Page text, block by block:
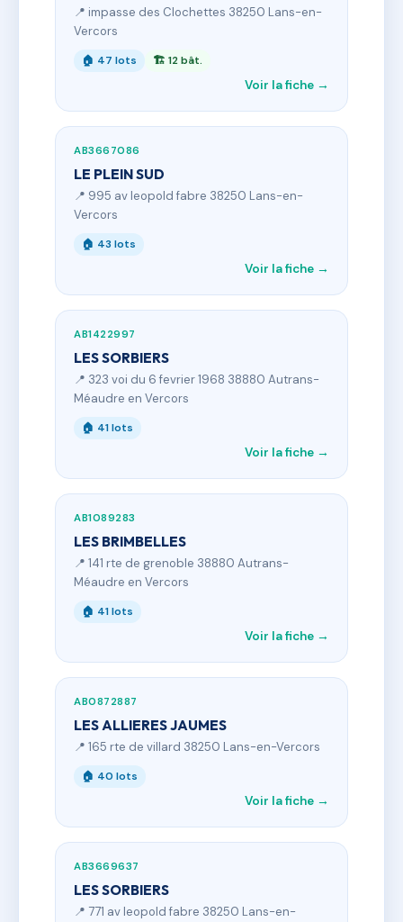
📍 impasse des Clochettes 38250 Lans-en-
Vercors
🏠 47 lots 🏗 12 bât.
Voir la fiche →
AB3667086
LE PLEIN SUD
📍 995 av leopold fabre 38250 Lans-en-
Vercors
🏠 43 lots
Voir la fiche →
AB1422997
LES SORBIERS
📍 323 voi du 6 fevrier 1968 38880 Autrans-
Méaudre en Vercors
🏠 41 lots
Voir la fiche →
AB1089283
LES BRIMBELLES
📍 141 rte de grenoble 38880 Autrans-
Méaudre en Vercors
🏠 41 lots
Voir la fiche →
AB0872887
LES ALLIERES JAUMES
📍 165 rte de villard 38250 Lans-en-Vercors
🏠 40 lots
Voir la fiche →
AB3669637
LES SORBIERS
📍 771 av leopold fabre 38250 Lans-en-